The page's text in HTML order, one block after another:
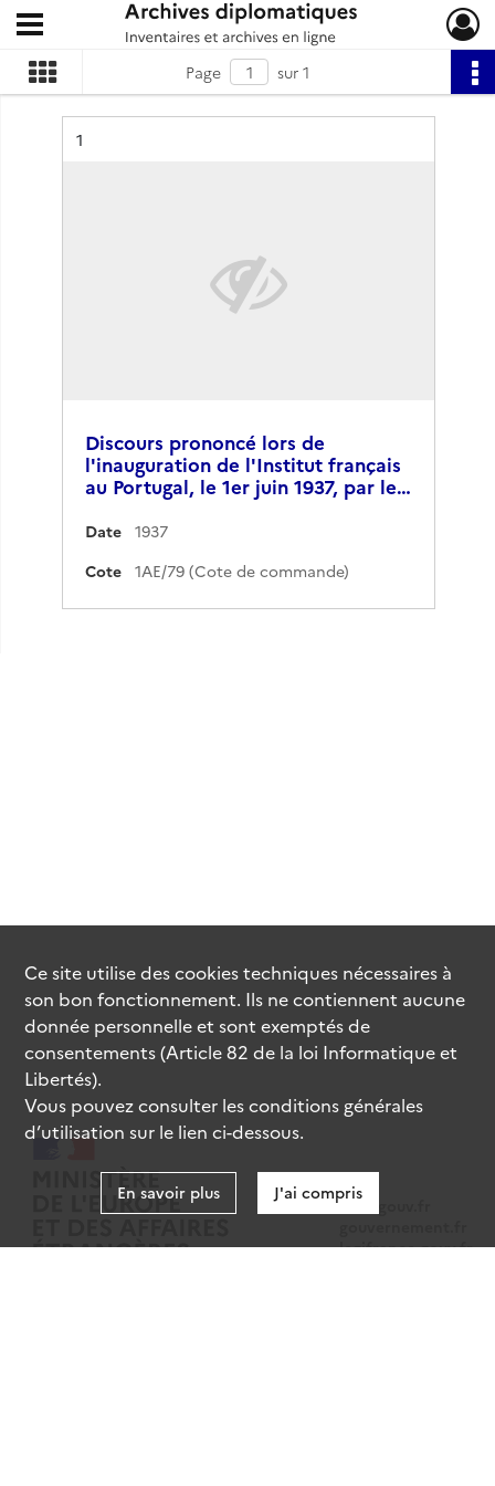
Archives diplomatiques
Ouvrir le menu déroulant
Page sur 1
Résultat n°
1
Discours prononcé lors de
l'inauguration de l'Institut français
au Portugal, le 1er juin 1937, par le…
Date
1937
Cote
1AE/79 (Cote de commande)
data.gouv.fr
legifrance.gouv.fr
Ce site utilise descookiestechniques nécessaires à
son bon fonctionnement. Ils ne contiennent aucune
donnée personnelle et sont exemptés de
consentements (Article 82 de la loi Informatique et
Libertés).
Vous pouvez consulter les conditions générales
d’utilisation sur le lien ci-dessous.
En savoir plus J'ai compris